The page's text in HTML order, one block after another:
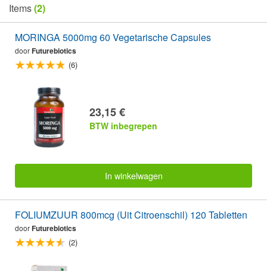
Items(2)
MORINGA 5000mg 60 Vegetarische Capsules
doorFuturebiotics
(6)
23,15 €
BTW inbegrepen
In winkelwagen
FOLIUMZUUR 800mcg (Uit Citroenschil) 120 Tabletten
doorFuturebiotics
(2)